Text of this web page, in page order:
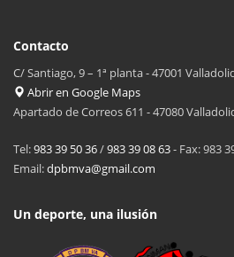
Contacto
C/ Santiago, 9 – 1ª planta - 47001
Abrir en Google Maps
Apartado de Correos 611 - 47080
Tel:983 39 50 36/983 39 08 63- Fax: 983
Email:dpbmva@gmail.com
Un deporte, una ilusión